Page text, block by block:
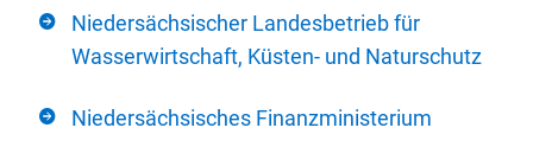
Niedersächsischer Landesbetrieb für
Wasserwirtschaft, Küsten- und Naturschutz
Niedersächsisches Finanzministerium